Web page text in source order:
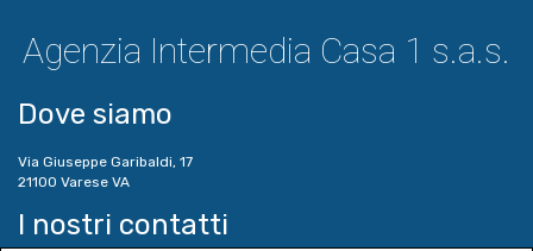
Agenzia Intermedia Casa 1 s.a.s.
Dove siamo
Via Giuseppe Garibaldi, 17
21100 Varese VA
I nostri contatti